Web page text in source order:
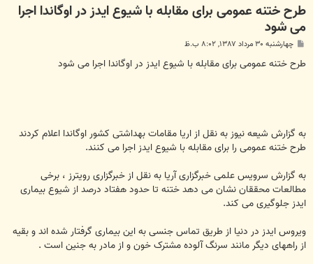
طرح ختنه عمومی برای مقابله با شیوع ایدز در اوگاندا اجرا
می شود
س
ت
چهارشنبه ۳۰ مرداد ۱۳۸۷, ۸:۰۲ ب.ظ
طرح ختنه عمومی برای مقابله با شیوع ایدز در اوگاندا اجرا می شود
به گزارش شیعه نیوز به نقل از اریا مقامات بهداشتی کشور اوگاندا اعلام کردند
طرح ختنه عمومی را برای مقابله با شیوع ایدز اجرا می کنند.
به گزارش سرویس علمی خبرگزاری آریا به نقل از خبرگزاری رویترز ، برخی
مطالعات محققان نشان می دهد ختنه تا حدود هفتاد درصد از شیوع بیماری
ایدز جلوگیری می کند.
ویروس‌ ایدز در دنیا از طریق‌ تماس‌ جنسی‌ به‌ این‌ بیماری‌ گرفتار شده‌ اند و بقیه‌
از راههای‌ دیگر مانند سرنگ‌ آلوده‌ مشترک‌‌ خون‌ و از مادر به‌ جنین‌ است‌‌ .